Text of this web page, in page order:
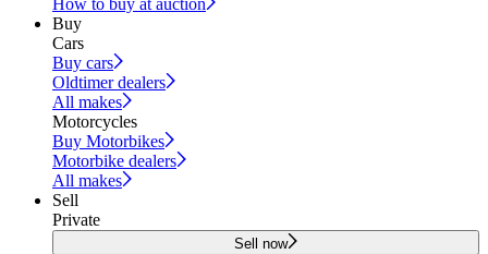
How to buy at auction
Buy
Cars
Buy cars
Oldtimer dealers
All makes
Motorcycles
Buy Motorbikes
Motorbike dealers
All makes
Sell
Private
Sell now